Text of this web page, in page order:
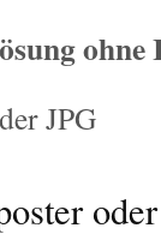
JPG